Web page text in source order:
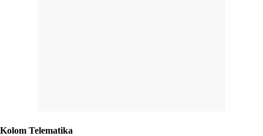
Kolom Telematika